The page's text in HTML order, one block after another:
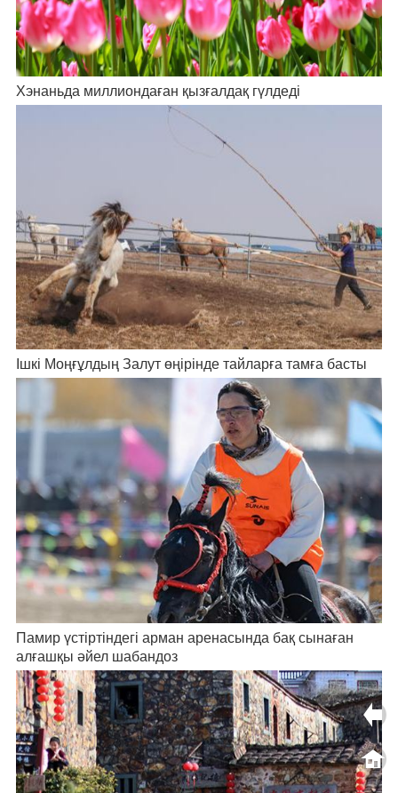
Хэнаньда миллиондаған қызғалдақ гүлдеді
Ішкі Моңғұлдың Залут өңірінде тайларға тамға басты
Памир үстіртіндегі арман аренасында бақ сынаған
алғашқы әйел шабандоз